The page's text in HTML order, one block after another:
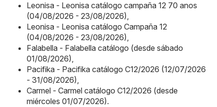
Leonisa - Leonisa catálogo campaña 12 70 anos
(04/08/2026 - 23/08/2026),
Leonisa - Leonisa catálogo Campaña 12
(04/08/2026 - 23/08/2026),
Falabella - Falabella catálogo (desde sábado
01/08/2026),
Pacifika - Pacifika catálogo C12/2026 (12/07/2026
- 31/08/2026),
Carmel - Carmel catálogo C12/2026 (desde
miércoles 01/07/2026).